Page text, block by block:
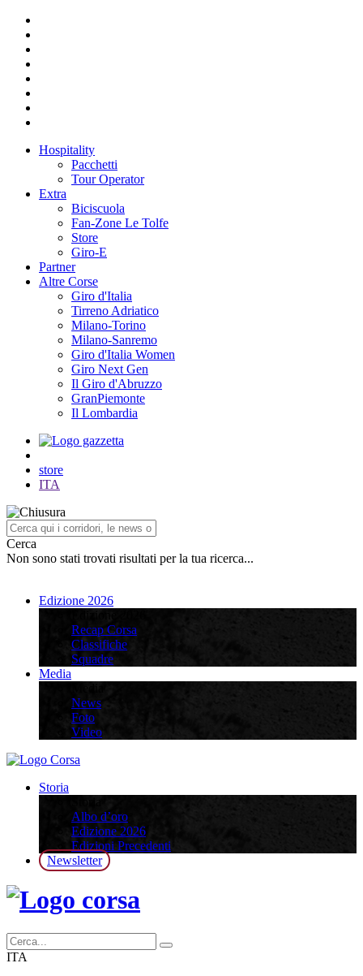
Hospitality
Pacchetti
Tour Operator
Extra
Biciscuola
Fan-Zone Le Tolfe
Store
Giro-E
Partner
Altre Corse
Giro d'Italia
Tirreno Adriatico
Milano-Torino
Milano-Sanremo
Giro d'Italia Women
Giro Next Gen
Il Giro d'Abruzzo
GranPiemonte
Il Lombardia
store
ITA
Cerca
Non sono stati trovati risultati per la tua ricerca...
Edizione 2026
Recap Corsa
Classifiche
Squadre
Media
News
Foto
Video
Storia
Albo d’oro
Edizione 2026
Edizioni Precedenti
Newsletter
ITA